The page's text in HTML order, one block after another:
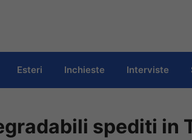
Esteri Inchieste Interviste
spediti in